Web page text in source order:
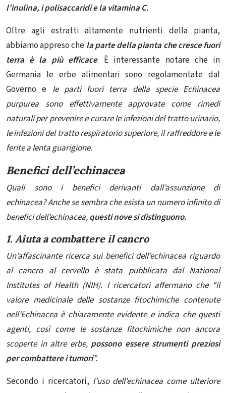
l’inulina, i polisaccaridi e la vitamina C.
Oltre agli estratti altamente nutrienti della pianta,
abbiamo appreso che la parte della pianta checresce fuori
terra è la più efficace. È interessante notare che in
Germania le erbe alimentari sono regolamentate dal
Governo e le parti fuori terra della specie Echinacea
purpurea sono effettivamente approvate come rimedi
naturali per prevenire e curare le infezioni del tratto urinario,
le infezioni del tratto respiratorio superiore, il raffreddore e le
ferite a lenta guarigione.
Benefici dell’echinacea
Quali sono i benefici derivanti dall’assunzione di
echinacea? Anche se sembra che esista un numero infinito di
benefici dell’echinacea,questi nove si distinguono.
1. Aiuta a combattere il cancro
Un’affascinante ricerca sui benefici dell’echinacea riguardo
al cancro al cervello è stata pubblicata dal National
Institutes of Health (NIH). I ricercatori affermano che “il
valore medicinale delle sostanze fitochimiche contenute
nell’Echinacea è chiaramente evidente e indica che questi
agenti, così come le sostanze fitochimiche non ancora
scoperte in altre erbe,possono essere strumenti preziosi
per combattere i tumori”.
Secondo i ricercatori, l’uso dell’echinacea come ulteriore